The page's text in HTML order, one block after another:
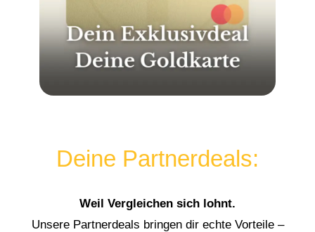
Deine Partnerdeals:
Weil Vergleichen sich lohnt.
Unsere Partnerdeals bringen dir echte Vorteile –